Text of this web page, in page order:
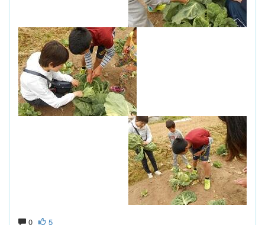
0 5